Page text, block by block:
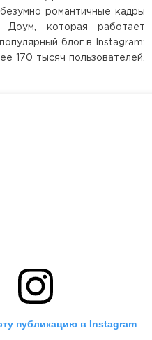
романтичные кадры
которая работает
блог в Instagram:
170 тысяч пользователей.
публикацию в Instagram